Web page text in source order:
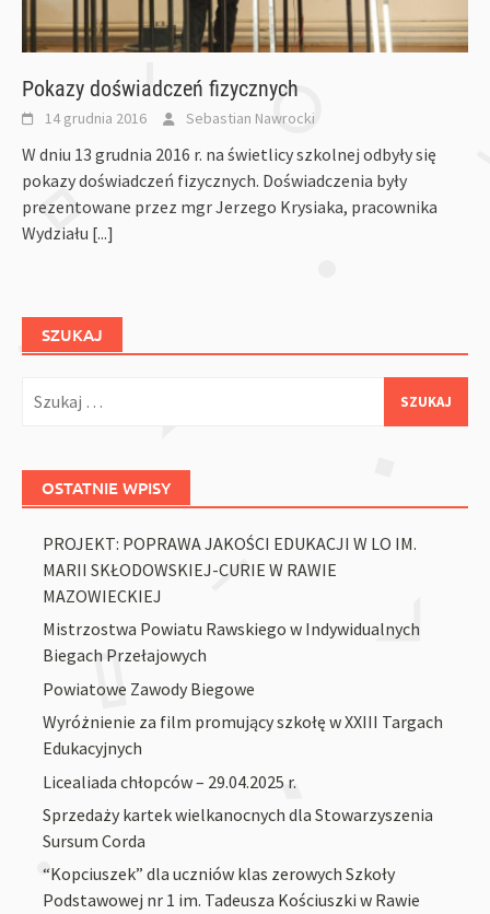
Pokazy doświadczeń fizycznych
14 grudnia 2016 Sebastian Nawrocki
W dniu 13 grudnia 2016 r. na świetlicy szkolnej odbyły się
pokazy doświadczeń fizycznych. Doświadczenia były
prezentowane przez mgr Jerzego Krysiaka, pracownika
Wydziału [...]
SZUKAJ
OSTATNIE WPISY
PROJEKT: POPRAWA JAKOŚCI EDUKACJI W LO IM.
MARII SKŁODOWSKIEJ-CURIE W RAWIE
MAZOWIECKIEJ
Mistrzostwa Powiatu Rawskiego w Indywidualnych
Biegach Przełajowych
Powiatowe Zawody Biegowe
Wyróżnienie za film promujący szkołę w XXIII Targach
Edukacyjnych
Licealiada chłopców – 29.04.2025 r.
Sprzedaży kartek wielkanocnych dla Stowarzyszenia
Sursum Corda
“Kopciuszek” dla uczniów klas zerowych Szkoły
Podstawowej nr 1 im. Tadeusza Kościuszki w Rawie